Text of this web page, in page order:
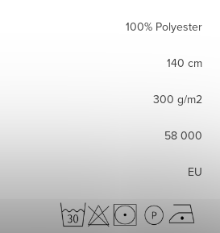
100% Polyester
140 cm
300 g/m2
58 000
EU